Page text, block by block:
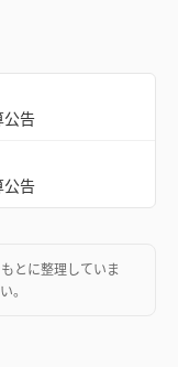
公告
公告
とに整理していま
。